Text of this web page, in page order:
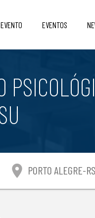
EVENTOS
location_on PORTO ALEGRE-RS